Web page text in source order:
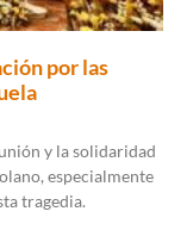
por las
y la solidaridad
especialmente
tragedia.